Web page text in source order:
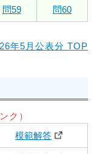
問59 問60
年5月公表分 TOP
ク）
模範解答